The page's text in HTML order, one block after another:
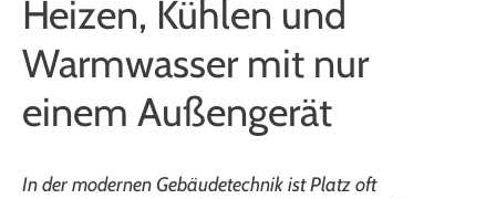
Heizen, Kühlen und
Warmwasser mit nur
einem Außengerät
In der modernen Gebäudetechnik ist Platz oft